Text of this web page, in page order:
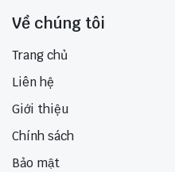
Về chúng tôi
Trang chủ
Liên hệ
Giới thiệu
Chính sách
Bảo mật